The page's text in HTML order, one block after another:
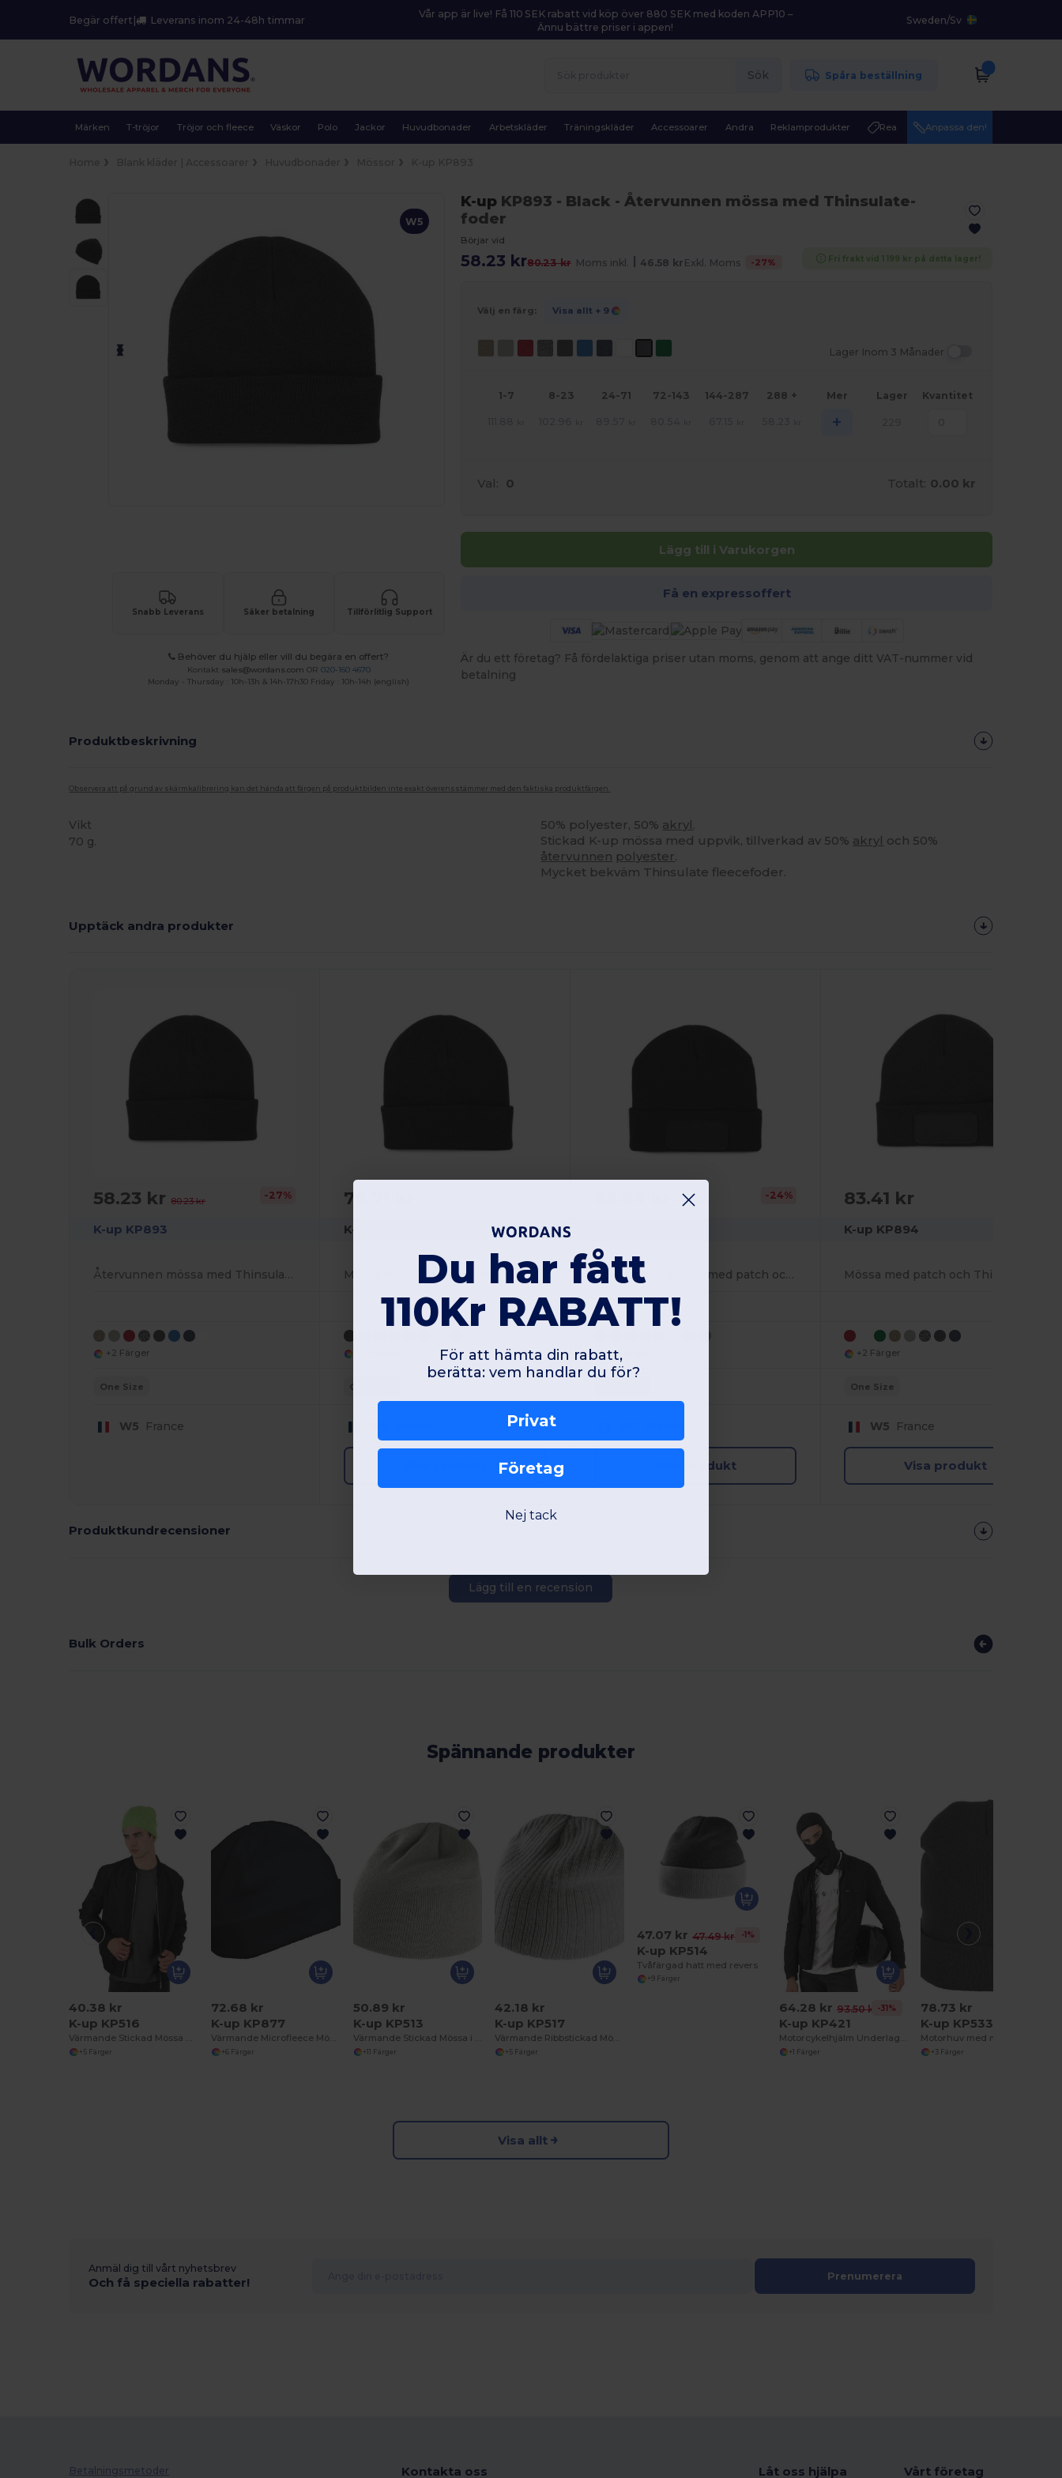
Begär offert | Leverans inom 24-48h timmar
Vår app är live! Få 110 SEK rabatt vid köp över 880 SEK med koden APP10 –
Ännu bättre priser i appen!
Sweden/Sv
Sök Spåra beställning
Märken T-tröjor Tröjor och fleece Väskor Polo Jackor Huvudbonader Arbetskläder Träningskläder Accessoarer Andra Reklamprodukter Rea Anpassa den!
W5
Snabb Leverans Säker betalning Tillförlitlig Support
Behöver du hjälp eller vill du begära en offert?
Kontakt sales@wordans.com OR 020-160 4670
Monday - Thursday : 10h-13h & 14h-17h30 Friday : 10h-14h (english)
K-upKP893 - Black - Återvunnen mössa med Thinsulate-
foder
Börjar vid
58.23 kr80.23 kr Moms inkl. | 46.58 kr Exkl. Moms -27% Fri frakt vid 1 199 kr på detta lager!
Välj en färg: Visa allt + 9
Lager Inom 3 Månader
1-7 8-23 24-71 72-143 144-287 288 + Mer Lager Kvantitet
+
Val: 0 Totalt: 0.00 kr
Lägg till i Varukorgen
Få en expressoffert
Är du ett företag? Få fördelaktiga priser utan moms, genom att ange ditt VAT-nummer vid
betalning
Produktbeskrivning
Observera att på grund av skärmkalibrering kan det hända att färgen på produktbilden inte exakt överensstämmer med den faktiska produktfärgen.
Vikt
70 g.
50% polyester, 50% akryl.
Stickad K-up mössa med uppvik, tillverkad av 50% akryl och 50%
återvunnen polyester.
Mycket bekväm Thinsulate fleecefoder.
Upptäck andra produkter
58.23 kr80.23 kr -27%
K-up KP893
Återvunnen mössa med Thinsulate-foder
+2 Färger
One Size
W5 France
76.71 kr
K-up KP896
Mössa med Thinsulate-foder
One Size
83.72 kr -24%
Återvunnen mössa med patch och Thinsulate-foder
+2 Färger
Visa produkt
83.41 kr
K-up KP894
+2 Färger
One Size
W5 France
Visa produkt
Produktkundrecensioner
Lägg till en recension
Bulk Orders
Spännande produkter
40.38 kr
K-up KP516
+5 Färger
72.68 kr
K-up KP877
+6 Färger
50.89 kr
K-up KP513
+11 Färger
42.18 kr
K-up KP517
+5 Färger
47.07 kr 47.49 kr -1%
K-up KP514
Tvåfärgad hatt med revers
+9 Färger
64.28 kr 93.50 kr-31%
K-up KP421
+1 Färger
78.73 kr
K-up KP533
Motorhuv med manschett
+3 Färger
Visa allt
Anmäl dig till vårt nyhetsbrev
Och få speciella rabatter! Prenumerera
Betalningsmetoder Kontakta oss Låt oss hjälpa Vårt företag
Du har fått
110Kr RABATT!
För att hämta din rabatt,
berätta: vem handlar du för?
Privat
Företag
Nej tack